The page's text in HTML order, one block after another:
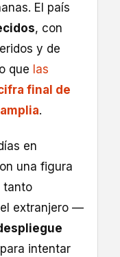
El país
, con
y de
que las
final de
.
en
una figura
tanto
extranjero —
intentar